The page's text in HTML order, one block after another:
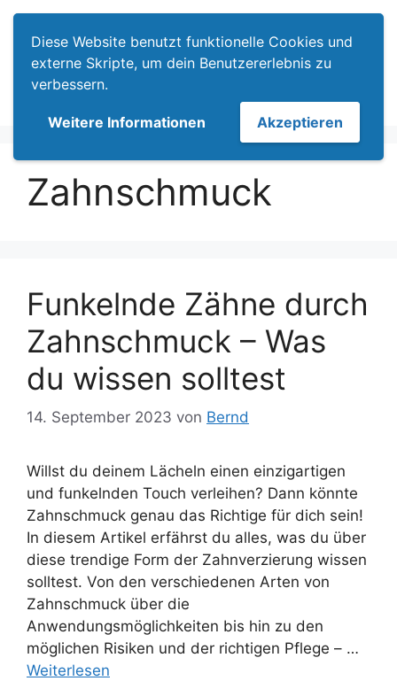
Diese Website benutzt funktionelle Cookies und
externe Skripte, um dein Benutzererlebnis zu
verbessern.
Weitere Informationen Akzeptieren
Zum
Inhalt
springen
Zahnschmuck
Funkelnde Zähne durch
Zahnschmuck – Was
du wissen solltest
14. September 2023 von Bernd
Willst du deinem Lächeln einen einzigartigen
und funkelnden Touch verleihen? Dann könnte
Zahnschmuck genau das Richtige für dich sein!
In diesem Artikel erfährst du alles, was du über
diese trendige Form der Zahnverzierung wissen
solltest. Von den verschiedenen Arten von
Zahnschmuck über die
Anwendungsmöglichkeiten bis hin zu den
möglichen Risiken und der richtigen Pflege – …
Weiterlesen